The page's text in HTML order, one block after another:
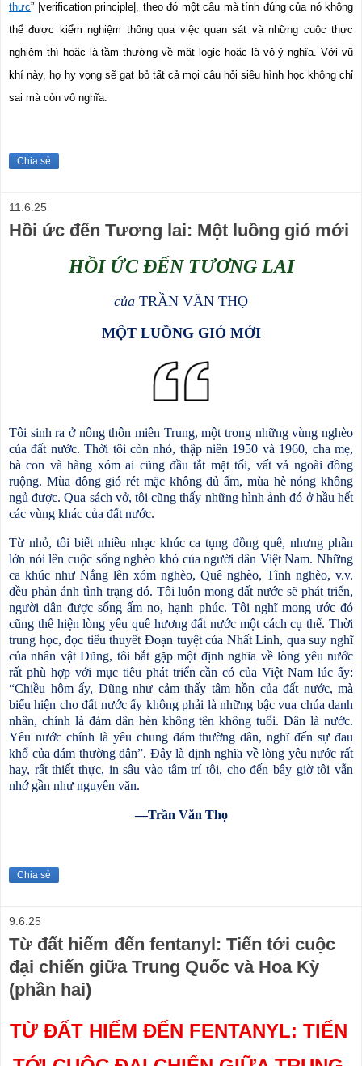
thực” |verification principle|, theo đó một câu mà tính đúng của nó không
thể được kiểm nghiệm thông qua việc quan sát và những cuộc thực
nghiệm thì hoặc là tầm thường về mặt logic hoặc là vô ý nghĩa. Với vũ
khí này, họ hy vọng sẽ gạt bỏ tất cả mọi câu hỏi siêu hình học không chỉ
sai mà còn vô nghĩa.
Chia sẻ
11.6.25
Hồi ức đến Tương lai: Một luồng gió mới
HỒI ỨC ĐẾN TƯƠNG LAI
của TRẦN VĂN THỌ
MỘT LUỒNG GIÓ MỚI
Tôi sinh ra ở nông thôn miền Trung, một trong những vùng nghèo
của đất nước. Thời tôi còn nhỏ, thập niên 1950 và 1960, cha mẹ,
bà con và hàng xóm ai cũng đầu tắt mặt tối, vất vả ngoài đồng
ruộng. Mùa đông gió rét mặc không đủ ấm, mùa hè nóng không
ngủ được. Qua sách vở, tôi cũng thấy những hình ảnh đó ở hầu hết
các vùng khác của đất nước.
Từ nhỏ, tôi biết nhiều nhạc khúc ca tụng đồng quê, nhưng phần
lớn nói lên cuộc sống nghèo khó của người dân Việt Nam. Những
ca khúc như Nắng lên xóm nghèo, Quê nghèo, Tình nghèo, v.v.
đều phản ánh tình trạng đó. Tôi luôn mong đất nước sẽ phát triển,
người dân được sống ấm no, hạnh phúc. Tôi nghĩ mong ước đó
cũng thể hiện lòng yêu quê hương đất nước một cách cụ thể. Thời
trung học, đọc tiểu thuyết Đoạn tuyệt của Nhất Linh, qua suy nghĩ
của nhân vật Dũng, tôi bắt gặp một định nghĩa về lòng yêu nước
rất phù hợp với mục tiêu phát triển cần có của Việt Nam lúc ấy:
“Chiều hôm ấy, Dũng như cảm thấy tâm hồn của đất nước, mà
biểu hiện cho đất nước ấy không phải là những bậc vua chúa danh
nhân, chính là đám dân hèn không tên không tuổi. Dân là nước.
Yêu nước chính là yêu chung đám thường dân, nghĩ đến sự đau
khổ của đám thường dân”. Đây là định nghĩa về lòng yêu nước rất
hay, rất thiết thực, in sâu vào tâm trí tôi, cho đến bây giờ tôi vẫn
nhớ gần như nguyên văn.
—Trần Văn Thọ
Chia sẻ
9.6.25
Từ đất hiếm đến fentanyl: Tiến tới cuộc
đại chiến giữa Trung Quốc và Hoa Kỳ
(phần hai)
TỪ ĐẤT HIẾM ĐẾN FENTANYL: TIẾN